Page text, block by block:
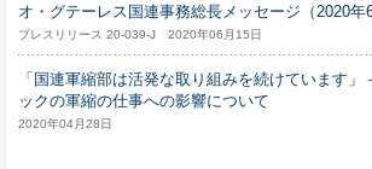
オ・グテーレス国連事務総長メッセージ（2020年6
プレスリリース 20-039-J 2020年06月15日
「国連軍縮部は活発な取り組みを続けています」
ックの軍縮の仕事への影響について
2020年04月28日